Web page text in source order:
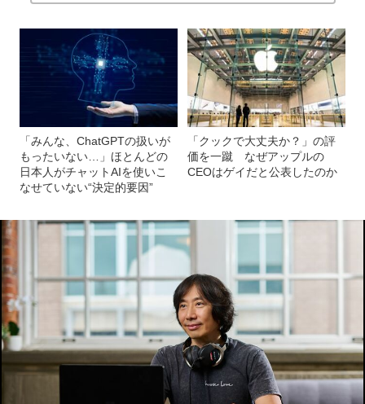
「みんな、ChatGPTの扱いが
もったいない…」ほとんどの
日本人がチャットAIを使いこ
なせていない“決定的要因”
「クックで大丈夫か？」の評
価を一蹴 なぜアップルの
CEOはゲイだと公表したのか